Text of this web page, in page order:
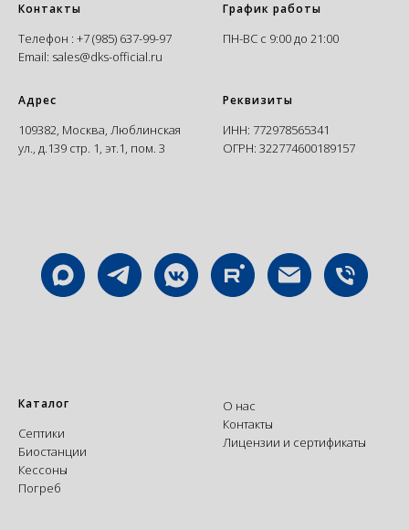
Контакты
Телефон : +7 (985) 637-99-97
Email: sales@dks-official.ru
График работы
ПН-ВС с 9:00 до 21:00
Адрес
109382, Москва, Люблинская
ул., д.139 стр. 1, эт.1, пом. 3
Реквизиты
ИНН: 772978565341
ОГРН: 322774600189157
Каталог
Септики
Биостанции
Кессоны
Погреб
О нас
Контакты
Лицензии и сертификаты